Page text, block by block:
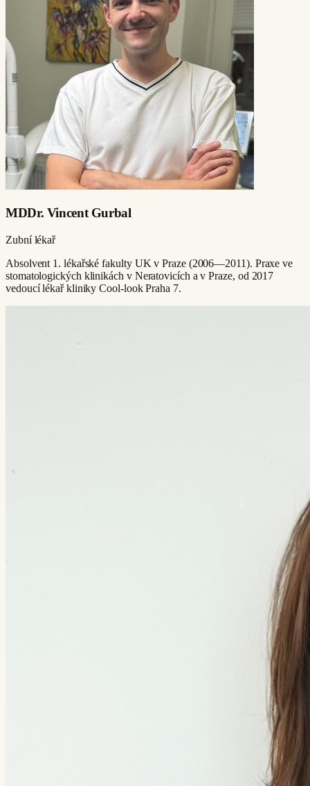
MDDr. Vincent Gurbal
Zubní lékař
Absolvent 1. lékařské fakulty UK v Praze (2006—2011). Praxe ve
stomatologických klinikách v Neratovicích a v Praze, od 2017
vedoucí lékař kliniky Cool-look Praha 7.